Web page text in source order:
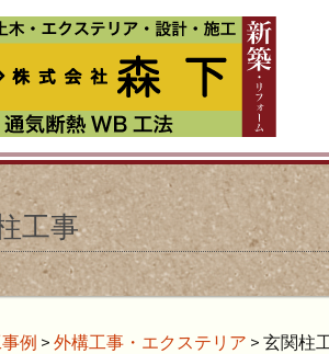
工事
例 > 外構工事・エクステリア > 玄関柱